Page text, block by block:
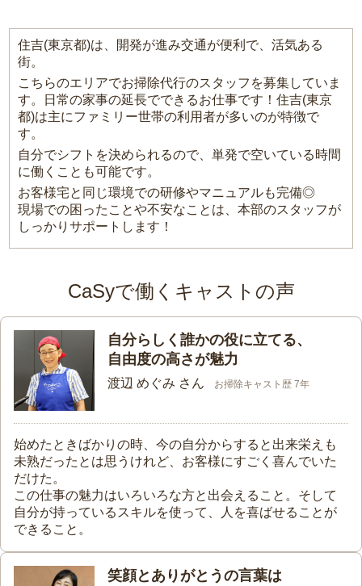
住吉(東京都)は、開発が進み交通が便利で、活気ある
街。
こちらのエリアでお掃除代行のスタッフを募集していま
す。日常の家事の延長でできるお仕事です！住吉(東京
都)は主にファミリー世帯の利用者が多いのが特徴で
す。
自分でシフトを決められるので、単発で空いている時間
に働くことも可能です。
お客様宅と同じ環境での研修やマニュアルも完備◎
現場での困ったことや不安なことは、本部のスタッフが
しっかりサポートします！
CaSyで働くキャストの声
自分らしく誰かの役に立てる、
自由度の高さが魅力
渡辺 めぐみ さん お掃除キャスト歴 7年
始めたときばかりの時、今の自分からすると出来栄えも
未熟だったとは思うけれど、お客様にすごく喜んでいた
だけた。
この仕事の魅力はいろいろな方と出会えること。そして
自分が持っているスキルを使って、人を喜ばせることが
できること。
笑顔とありがとうの言葉は